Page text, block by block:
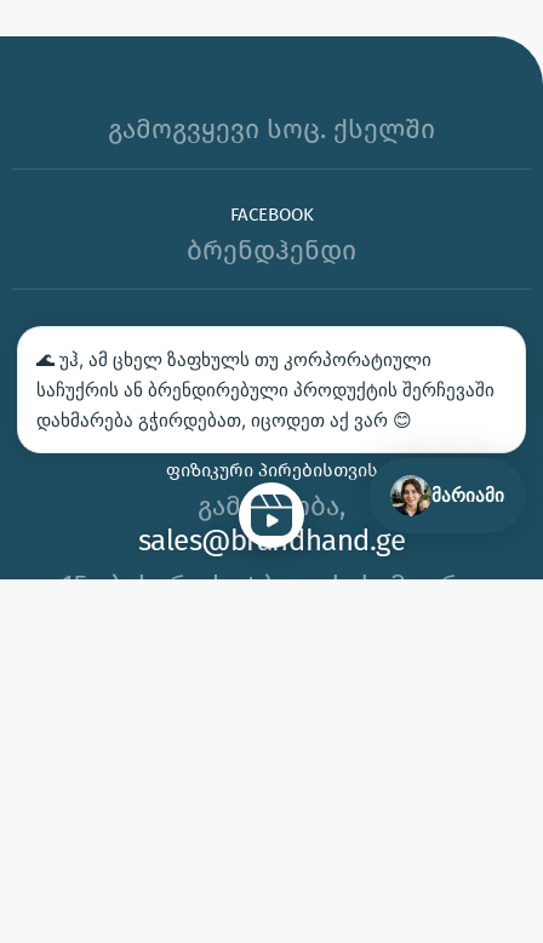
გამოგვყევი სოც. ქსელში
FACEBOOK
ბრენდჰენდი
ᲙᲝᲜᲢᲐᲥᲢᲘ
ᲩᲕᲔᲜ ᲛᲝᲒᲕᲬᲝᲜᲡ
ᲤᲘᲖᲘᲙᲣᲠᲘ ᲞᲘᲠᲔᲑᲘᲡᲗᲕᲘᲡ
გამარჯობა,
sales@brandhand.ge
15 აბუსერიძე ტბელის, სამგორი,
მარიამი
🌊 უჰ, ამ ცხელ ზაფხულს თუ კორპორატიული
საჩუქრის ან ბრენდირებული პროდუქტის შერჩევაში
დახმარება გჭირდებათ, იცოდეთ აქ ვარ 😊